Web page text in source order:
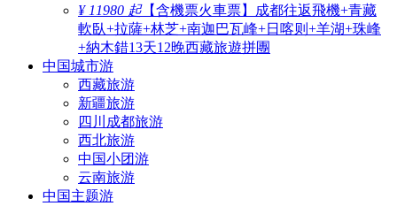
¥ 11980 起【含機票火車票】成都往返飛機+青藏
軟臥+拉薩+林芝+南迦巴瓦峰+日喀则+羊湖+珠峰
+納木錯13天12晚西藏旅遊拼團
中国城市游
西藏旅游
新疆旅游
四川成都旅游
西北旅游
中国小团游
云南旅游
中国主题游